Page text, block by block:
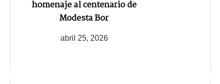
homenaje al centenario de
Modesta Bor
abril 25, 2026